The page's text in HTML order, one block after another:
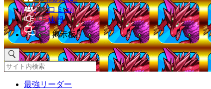
コミュ
速報
掲示板
最強リーダー